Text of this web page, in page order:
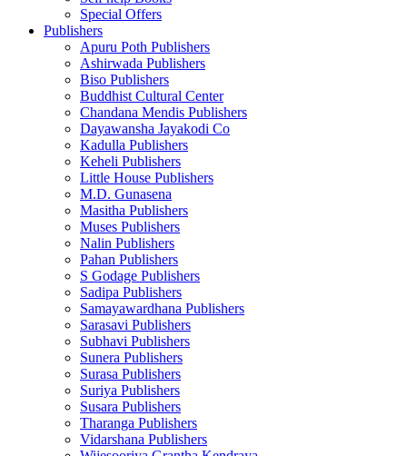
Special Offers
Publishers
Apuru Poth Publishers
Ashirwada Publishers
Biso Publishers
Buddhist Cultural Center
Chandana Mendis Publishers
Dayawansha Jayakodi Co
Kadulla Publishers
Keheli Publishers
Little House Publishers
M.D. Gunasena
Masitha Publishers
Muses Publishers
Nalin Publishers
Pahan Publishers
S Godage Publishers
Sadipa Publishers
Samayawardhana Publishers
Sarasavi Publishers
Subhavi Publishers
Sunera Publishers
Surasa Publishers
Suriya Publishers
Susara Publishers
Tharanga Publishers
Vidarshana Publishers